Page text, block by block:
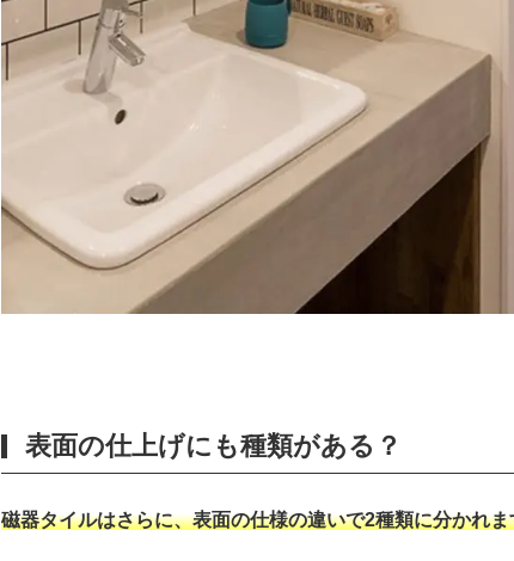
表面の仕上げにも種類がある？
磁器タイルはさらに、表面の仕様の違いで2種類に分かれま